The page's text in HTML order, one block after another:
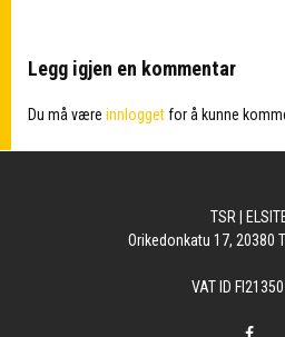
Legg igjen en kommentar
Du må være innloggetfor å kunne
TSR |
Orikedonkatu 17, 20380
VAT ID